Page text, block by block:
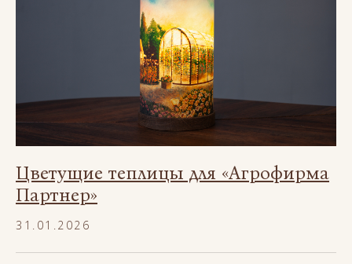
Цветущие теплицы для «Агрофирма
Партнер»
31.01.2026